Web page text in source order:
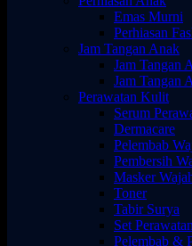
Emas Murni
Perhiasan
Jam Tangan Anak
Jam Tangan
Jam Tangan
Perawatan Kulit
Serum
Dermacare
Pelembab
Pembersih
Masker
Toner
Tabir Surya
Set
Pelembab &